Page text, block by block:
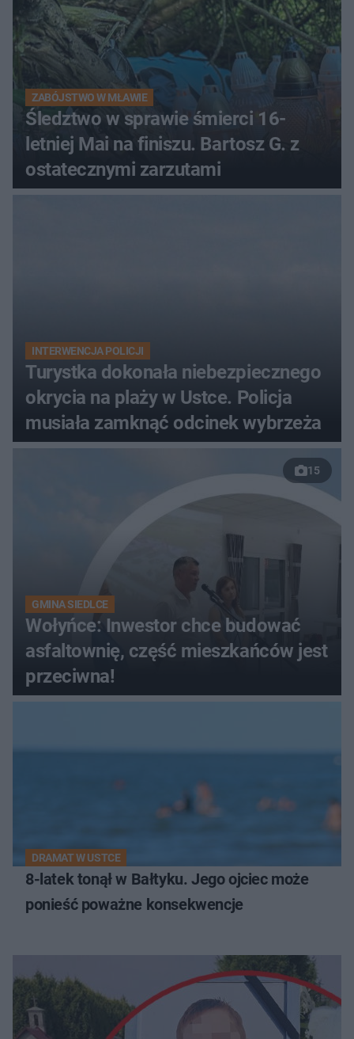
ZABÓJSTWO W MŁAWIE
Śledztwo w sprawie śmierci 16-
letniej Mai na finiszu. Bartosz G. z
ostatecznymi zarzutami
INTERWENCJA POLICJI
Turystka dokonała niebezpiecznego
okrycia na plaży w Ustce. Policja
musiała zamknąć odcinek wybrzeża
15
GMINA SIEDLCE
Wołyńce: Inwestor chce budować
asfaltownię, część mieszkańców jest
przeciwna!
DRAMAT W USTCE
8-latek tonął w Bałtyku. Jego ojciec może
ponieść poważne konsekwencje